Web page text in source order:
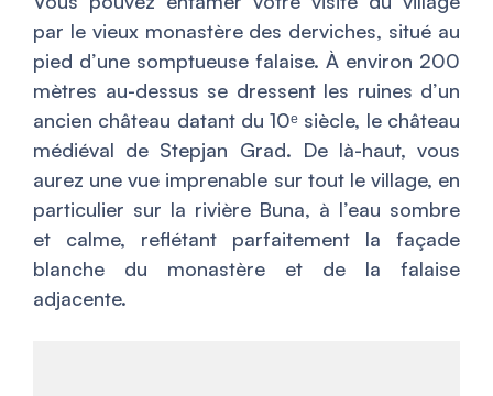
par le vieux monastère des derviches, situé au
pied d’une somptueuse falaise. À environ 200
mètres au-dessus se dressent les ruines d’un
ancien château datant du 10ᵉ siècle, le château
médiéval de Stepjan Grad. De là-haut, vous
aurez une vue imprenable sur tout le village, en
particulier sur la rivière Buna, à l’eau sombre
et calme, reflétant parfaitement la façade
blanche du monastère et de la falaise
adjacente.